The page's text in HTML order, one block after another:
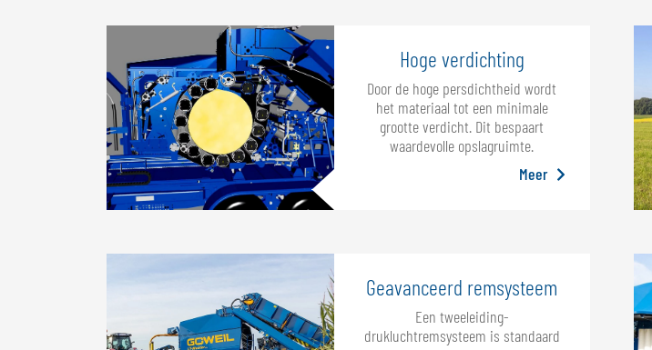
Hoge verdichting
Door de hoge persdichtheid wordt
het materiaal tot een minimale
grootte verdicht. Dit bespaart
waardevolle opslagruimte.
Meer
Geavanceerd remsysteem
Een tweeleiding-
drukluchtremsysteem is standaard